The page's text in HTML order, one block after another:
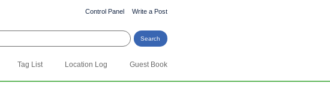
Control Panel Write a Post
Tag List Location Log Guest Book